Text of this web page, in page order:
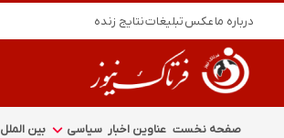
درباره ماعکستبلیغاتنتایج زنده
صفحه نخست عناوین اخبار سیاسی بین الملل